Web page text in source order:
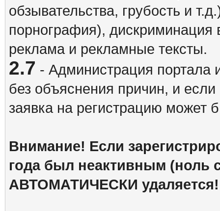
обзывательства, грубость и
порнография),
реклама и рекламные тексты.
2.7 - Администрация портала
без объяснения причин, и
заявка на регистрацию может
Внимание! Если
года был неактивным (ноль
АВТОМАТИЧЕСКИ удаляется!